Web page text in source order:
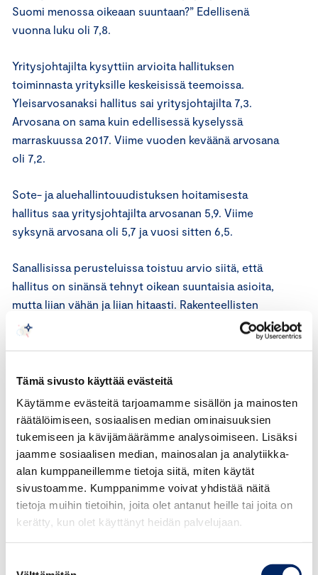
Tämä sivusto käyttää evästeitä
Käytämme evästeitä tarjoamamme sisällön ja mainosten
räätälöimiseen, sosiaalisen median ominaisuuksien
tukemiseen ja kävijämäärämme analysoimiseen. Lisäksi
jaamme sosiaalisen median, mainosalan ja analytiikka-
alan kumppaneillemme tietoja siitä, miten käytät
sivustoamme. Kumppanimme voivat yhdistää näitä
tietoja muihin tietoihin, joita olet antanut heille tai joita on
kerätty, kun olet käyttänyt heidän palvelujaan.
Suomi menossa oikeaan suuntaan?” Edellisenä
vuonna luku oli 7,8.
Yritysjohtajilta kysyttiin arvioita hallituksen
toiminnasta yrityksille keskeisissä teemoissa.
Yleisarvosanaksi hallitus sai yritysjohtajilta 7,3.
Arvosana on sama kuin edellisessä kyselyssä
marraskuussa 2017. Viime vuoden keväänä arvosana
oli 7,2.
Sote- ja aluehallintouudistuksen hoitamisesta
hallitus saa yritysjohtajilta arvosanan 5,9. Viime
syksynä arvosana oli 5,7 ja vuosi sitten 6,5.
Sanallisissa perusteluissa toistuu arvio siitä, että
hallitus on sinänsä tehnyt oikean suuntaisia asioita,
mutta liian vähän ja liian hitaasti. Rakenteellisten
ongelmien purkaminen ja julkisen hallinnon menojen
suitsiminen ei ole vastaajien mukaan onnistunut
“Päätösten peruminen on ollut aivan liiallista. Ensin
on tutkittava asiat ja vasta sitten on tultava esille
uusilla päätöksillä. Koepallojen heittely syö koko
hallituksen arvovaltaa. Monet nykyhallituksen
hankkeet ovat olleet vallan oikeansuuntaisia, mutta
tarvittaisiin voimakkaampia otteita, jotta muutos
Suomessa tapahtuisi ja erityisesti työn tekeminen
nousisi oleellisesti parempaan arvoon”, summaa
eräs vastaaja.